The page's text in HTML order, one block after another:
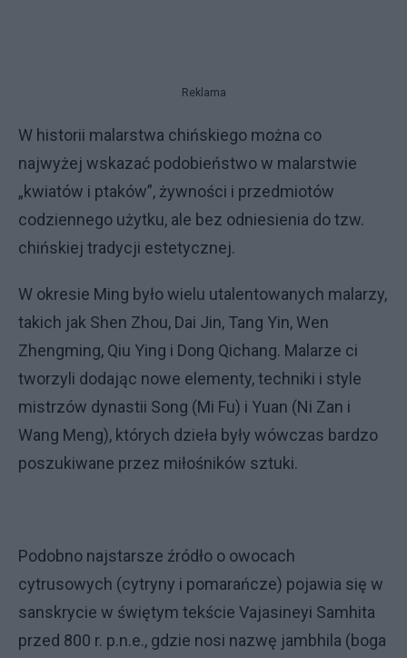
Reklama
W historii malarstwa chińskiego można co
najwyżej wskazać podobieństwo w malarstwie
„kwiatów i ptaków”, żywności i przedmiotów
codziennego użytku, ale bez odniesienia do tzw.
chińskiej tradycji estetycznej.
W okresie Ming było wielu utalentowanych malarzy,
takich jak Shen Zhou, Dai Jin, Tang Yin, Wen
Zhengming, Qiu Ying i Dong Qichang. Malarze ci
tworzyli dodając nowe elementy, techniki i style
mistrzów dynastii Song (Mi Fu) i Yuan (Ni Zan i
Wang Meng), których dzieła były wówczas bardzo
poszukiwane przez miłośników sztuki.
Podobno najstarsze źródło o owocach
cytrusowych (cytryny i pomarańcze) pojawia się w
sanskrycie w świętym tekście Vajasineyi Samhita
przed 800 r. p.n.e., gdzie nosi nazwę jambhila (boga